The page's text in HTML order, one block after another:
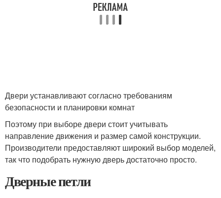
Двери устанавливают согласно требованиям
безопасности и планировки комнат
Поэтому при выборе двери стоит учитывать
направление движения и размер самой конструкции.
Производители предоставляют широкий выбор моделей,
так что подобрать нужную дверь достаточно просто.
Дверные петли